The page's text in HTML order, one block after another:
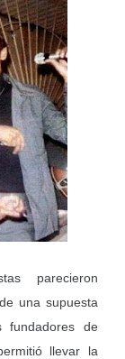
parecieron
una supuesta
fundadores de
llevar la